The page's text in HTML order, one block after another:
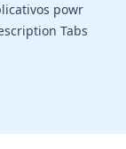
powr
Tabs